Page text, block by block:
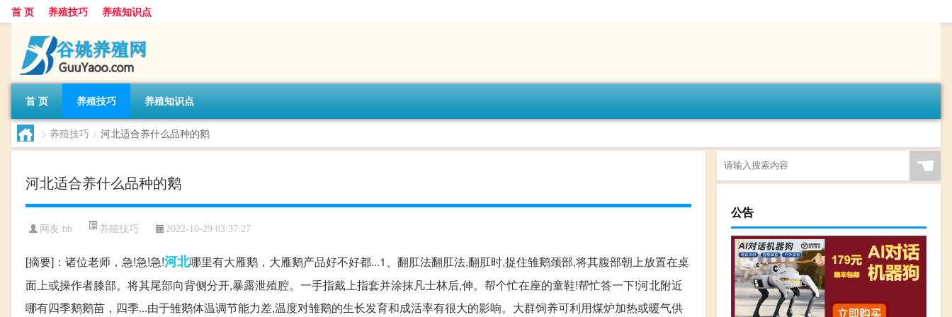
首 页 养殖技巧 养殖知识点
首 页 养殖技巧 养殖知识点
> 养殖技巧 > 河北适合养什么品种的鹅
河北适合养什么品种的鹅
网友:hb 养殖技巧 2022-10-29 03:37:27
[摘要]：诸位老师，急!急!急!河北哪里有大雁鹅，大雁鹅产品好不好都...1、翻肛法翻肛法,翻肛时,捉住雏鹅颈部,将其腹部朝上放置在桌
面上或操作者膝部。将其尾部向背侧分开,暴露泄殖腔。一手指戴上指套并涂抹凡士林后,伸。帮个忙在座的童鞋!帮忙答一下!河北附近
哪有四季鹅鹅苗，四季...由于雏鹅体温调节能力差,温度对雏鹅的生长发育和成活率有很大的影响。大群饲养可利用煤炉加热或暖气供
☚
公告